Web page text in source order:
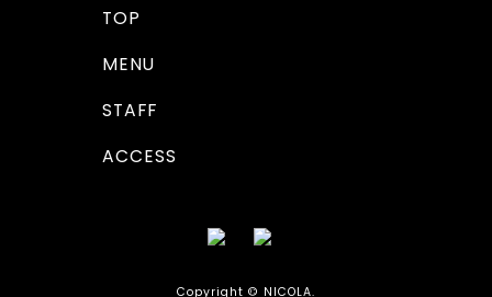
TOP
MENU
STAFF
ACCESS
Copyright © NICOLA.